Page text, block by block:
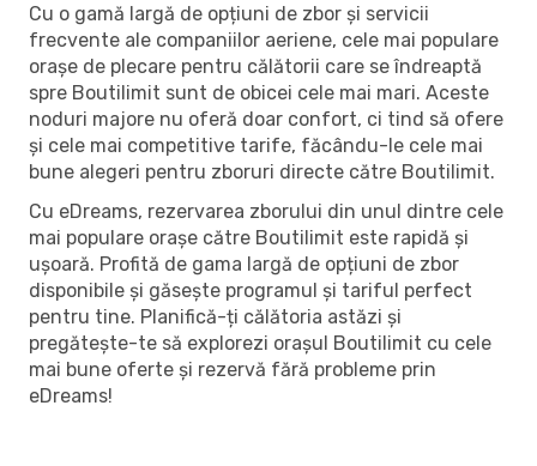
Cu o gamă largă de opțiuni de zbor și servicii
frecvente ale companiilor aeriene, cele mai populare
orașe de plecare pentru călătorii care se îndreaptă
spre Boutilimit sunt de obicei cele mai mari. Aceste
noduri majore nu oferă doar confort, ci tind să ofere
și cele mai competitive tarife, făcându-le cele mai
bune alegeri pentru zboruri directe către Boutilimit.
Cu eDreams, rezervarea zborului din unul dintre cele
mai populare orașe către Boutilimit este rapidă și
ușoară. Profită de gama largă de opțiuni de zbor
disponibile și găsește programul și tariful perfect
pentru tine. Planifică-ți călătoria astăzi și
pregătește-te să explorezi orașul Boutilimit cu cele
mai bune oferte și rezervă fără probleme prin
eDreams!